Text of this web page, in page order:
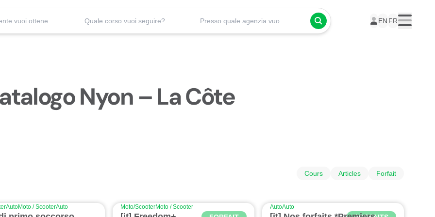
Quale patente vuoi ottenere? Quale corso vuoi seguire? Presso quale agenzia vuoi seguire i tuoi corsi? EN FR
Nyon – La Côte
Cours Articles Forfait
AutoMoto / ScooterAuto Moto/ScooterMoto / Scooter AutoAuto